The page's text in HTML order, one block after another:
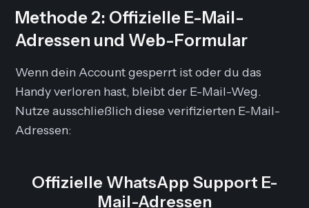
Methode 2: Offizielle E-Mail-
Adressen und Web-Formular
Wenn dein Account gesperrt ist oder du das
Handy verloren hast, bleibt der E-Mail-Weg.
Nutze ausschließlich diese verifizierten E-Mail-
Adressen:
Offizielle WhatsApp Support E-
Mail-Adressen